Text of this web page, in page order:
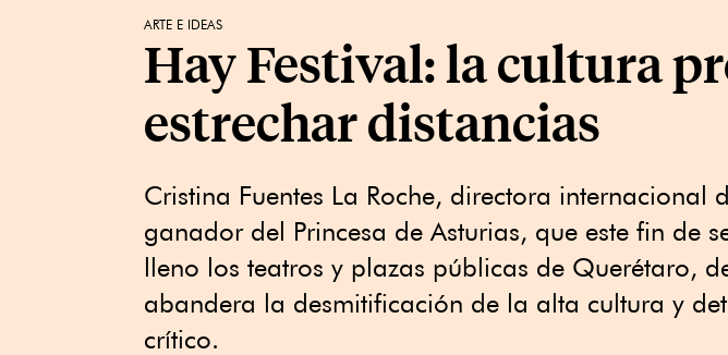
ARTE E IDEAS
Hay Festival: la cultura
estrechar distancias
Cristina Fuentes La Roche, directora internacional
ganador del Princesa de Asturias, que este fin de
lleno los teatros y plazas públicas de Querétaro,
abandera la desmitificación de la alta cultura y
crítico.